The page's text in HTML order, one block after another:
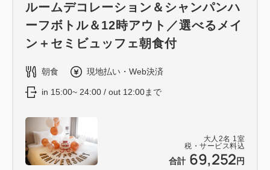
大人 2名 1室
税・サービス料込
合計 69,252 円
ルームデコレーション＆シャンパンハ
ーフボトル＆12時アウト／選べるメイ
ン＋セミビュッフェ朝食付
朝食 現地払い・Web決済
in 15:00~ 24:00 / out 12:00まで